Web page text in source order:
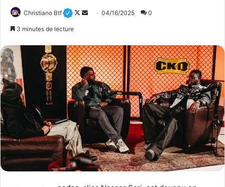
Christiano Btf
F
l
o
w
o
n
X
o
y
e
r
u
n
c
u
r
r
04/16/2025 0
3 minutes de lecture